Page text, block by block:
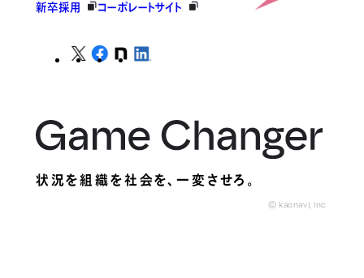
新卒採用 コーポレートサイト
状況を組織を社会を、一変させろ。
© kaonavi, Inc